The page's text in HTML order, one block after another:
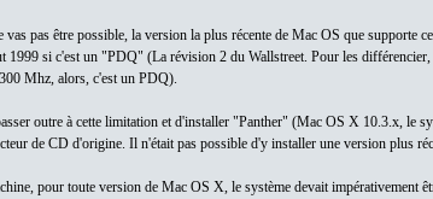
vas pas être possible, la version la plus récente de Mac OS que
1999 si c'est un "PDQ" (La révision 2 du Wallstreet. Pour les
Mhz, alors, c'est un PDQ).
outre à cette limitation et d'installer "Panther" (Mac OS X 10.3.x, le
de CD d'origine. Il n'était pas possible d'y installer une version plus
pour toute version de Mac OS X, le système devait